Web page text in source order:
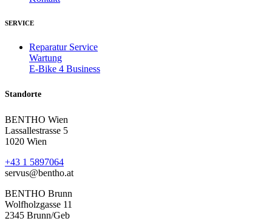
SERVICE
Reparatur Service
Wartung
E-Bike 4 Business
Standorte
BENTHO Wien
Lassallestrasse 5
1020 Wien
+43 1 5897064
servus@bentho.at
BENTHO Brunn
Wolfholzgasse 11
2345 Brunn/Geb